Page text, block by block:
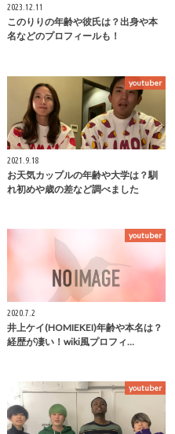
2023.12.11
このりりの年齢や彼氏は？出身や本
名などのプロフィールも！
youtuber
2021.9.18
お天気カップルの年齢や大学は？馴
れ初めや歳の差など調べました
youtuber
2020.7.2
井上ケイ(HOMIEKEI)年齢や本名は？
経歴が凄い！wiki風プロフィ…
youtuber